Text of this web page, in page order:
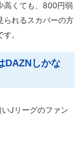
高くても、800円弱
られるスカパーの方
。
DAZNしかな
Jリーグのファン